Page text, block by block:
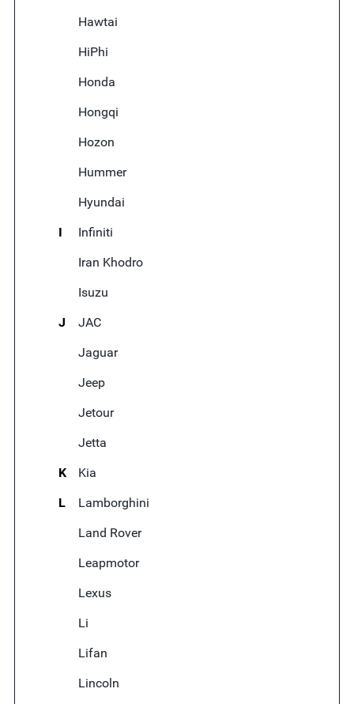
Hawtai
HiPhi
Honda
Hongqi
Hozon
Hummer
Hyundai
I
Infiniti
Iran Khodro
Isuzu
J
JAC
Jaguar
Jeep
Jetour
Jetta
K
Kia
L
Lamborghini
Land Rover
Leapmotor
Lexus
Li
Lifan
Lincoln